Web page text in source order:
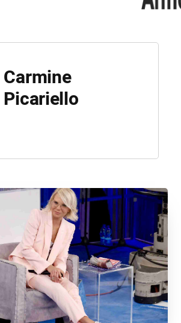
Carmine
Picariello